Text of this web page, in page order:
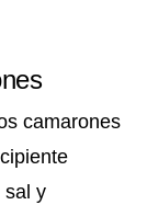
camarones
sal y